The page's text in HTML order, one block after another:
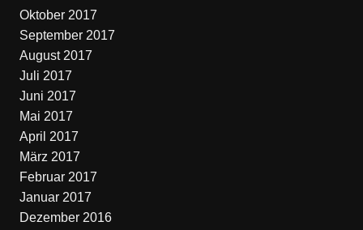
Oktober 2017
September 2017
August 2017
Juli 2017
Juni 2017
Mai 2017
April 2017
März 2017
Februar 2017
Januar 2017
Dezember 2016